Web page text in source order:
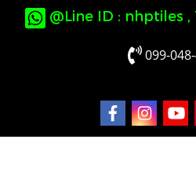
@Line ID : nhptiles
099-